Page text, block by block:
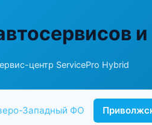
центр ServicePro Hybrid
Западный ФО